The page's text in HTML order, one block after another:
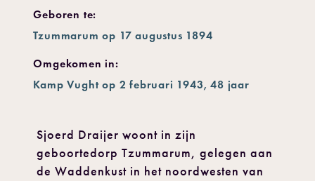
Geboren te:
Tzummarum op 17 augustus 1894
Omgekomen in:
Kamp Vught op 2 februari 1943, 48 jaar
Sjoerd Draijer woont in zijn
geboortedorp Tzummarum, gelegen aan
de Waddenkust in het noordwesten van